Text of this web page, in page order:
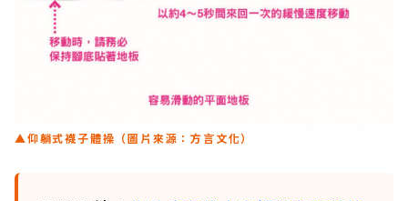
▲仰躺式襪子體操（圖片來源：方言文化）